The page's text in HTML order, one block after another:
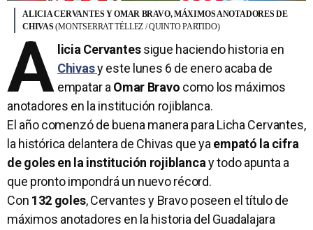
ALICIA CERVANTES Y OMAR BRAVO, MÁXIMOS ANOTADORES DE
CHIVAS(MONTSERRAT TÉLLEZ / QUINTO PARTIDO)
A licia Cervantessigue haciendo historia en
Chivasy este lunes 6 de enero acaba de
empatar aOmar Bravo como los máximos
anotadores en la institución rojiblanca.
El año comenzó de buena manera para Licha Cervantes,
la histórica delantera de Chivas que yaempató la cifra
de goles en la institución rojiblancay todo apunta a
que pronto impondrá un nuevo récord.
Con 132 goles, Cervantes y Bravo poseen el título de
máximos anotadores en la historia del Guadalajara